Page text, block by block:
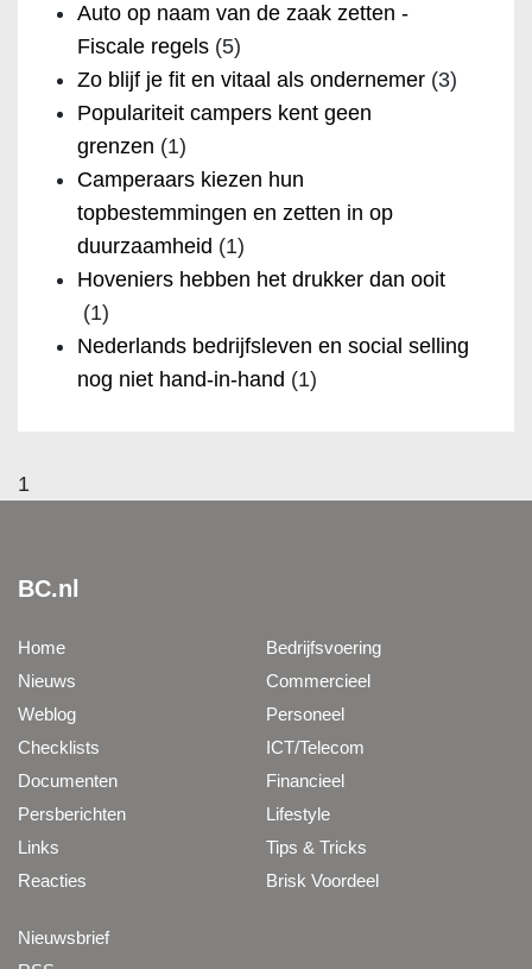
Auto op naam van de zaak zetten -
Fiscale regels (5)
Zo blijf je fit en vitaal als ondernemer (3)
Populariteit campers kent geen
grenzen (1)
Camperaars kiezen hun
topbestemmingen en zetten in op
duurzaamheid (1)
Hoveniers hebben het drukker dan ooit
(1)
Nederlands bedrijfsleven en social selling
nog niet hand-in-hand (1)
1
BC.nl
Home
Nieuws
Weblog
Checklists
Documenten
Persberichten
Links
Reacties
Bedrijfsvoering
Commercieel
Personeel
ICT/Telecom
Financieel
Lifestyle
Tips & Tricks
Brisk Voordeel
Nieuwsbrief